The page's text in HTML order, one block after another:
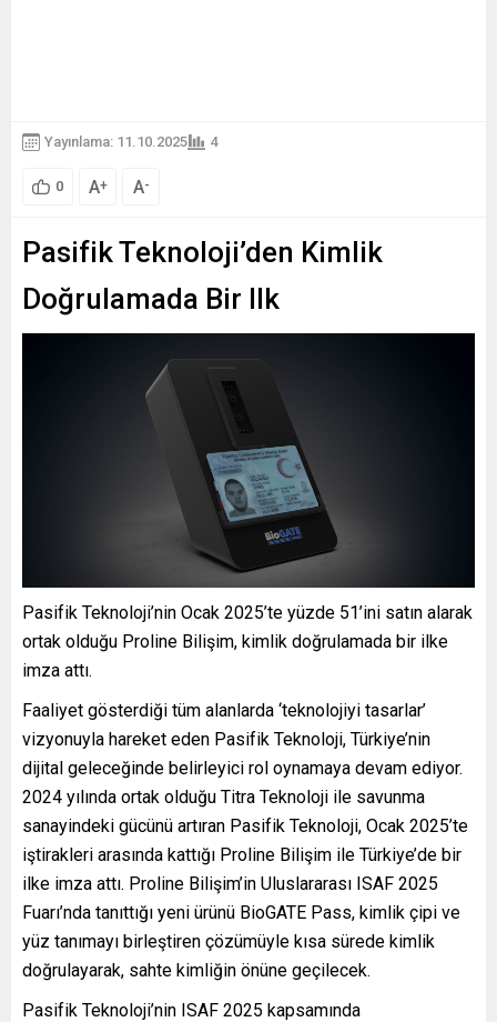
Yayınlama: 11.10.2025 4
0 A+ A-
Pasifik Teknoloji’den Kimlik
Doğrulamada Bir Ilk
Pasifik Teknoloji’nin Ocak 2025’te yüzde 51’ini satın alarak
ortak olduğu Proline Bilişim, kimlik doğrulamada bir ilke
imza attı.
Faaliyet gösterdiği tüm alanlarda ‘teknolojiyi tasarlar’
vizyonuyla hareket eden Pasifik Teknoloji, Türkiye’nin
dijital geleceğinde belirleyici rol oynamaya devam ediyor.
2024 yılında ortak olduğu Titra Teknoloji ile savunma
sanayindeki gücünü artıran Pasifik Teknoloji, Ocak 2025’te
iştirakleri arasında kattığı Proline Bilişim ile Türkiye’de bir
ilke imza attı. Proline Bilişim’in Uluslararası ISAF 2025
Fuarı’nda tanıttığı yeni ürünü BioGATE Pass, kimlik çipi ve
yüz tanımayı birleştiren çözümüyle kısa sürede kimlik
doğrulayarak, sahte kimliğin önüne geçilecek.
Pasifik Teknoloji’nin ISAF 2025 kapsamında